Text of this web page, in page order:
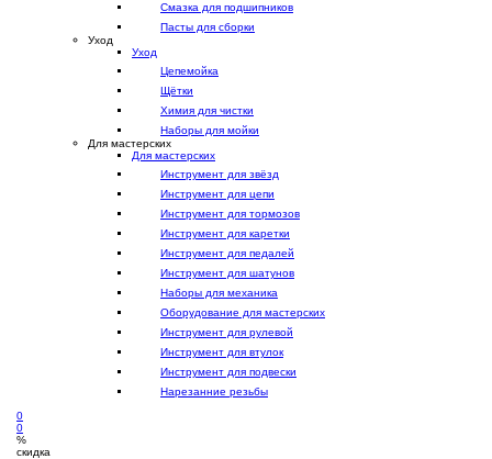
Смазка для подшипников
Пасты для сборки
Уход
Уход
Цепемойка
Щётки
Химия для чистки
Наборы для мойки
Для мастерских
Для мастерских
Инструмент для звёзд
Инструмент для цепи
Инструмент для тормозов
Инструмент для каретки
Инструмент для педалей
Инструмент для шатунов
Наборы для механика
Оборудование для мастерских
Инструмент для рулевой
Инструмент для втулок
Инструмент для подвески
Нарезанние резьбы
0
0
%
скидка